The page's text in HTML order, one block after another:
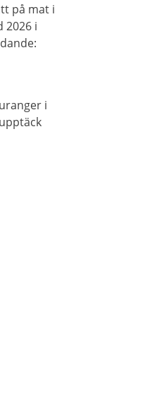
på mat i
2026 i
i